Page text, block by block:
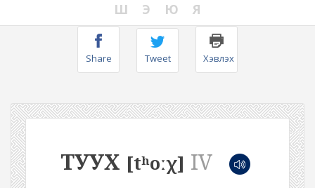
Ш
Э Ю Я
Share Tweet Хэвлэх
ТУУХ [tʰoːχ] IV